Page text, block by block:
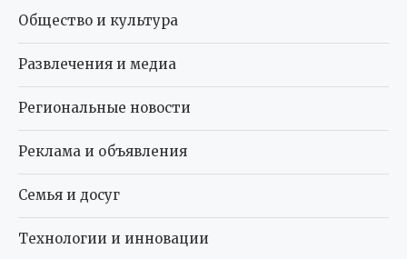
Общество и культура
Развлечения и медиа
Региональные новости
Реклама и объявления
Семья и досуг
Технологии и инновации